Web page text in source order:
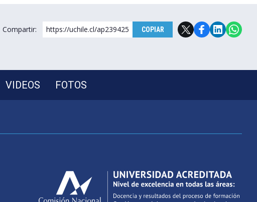
Compartir: https://uchile.cl/ap239425 COPIAR
VIDEOS FOTOS